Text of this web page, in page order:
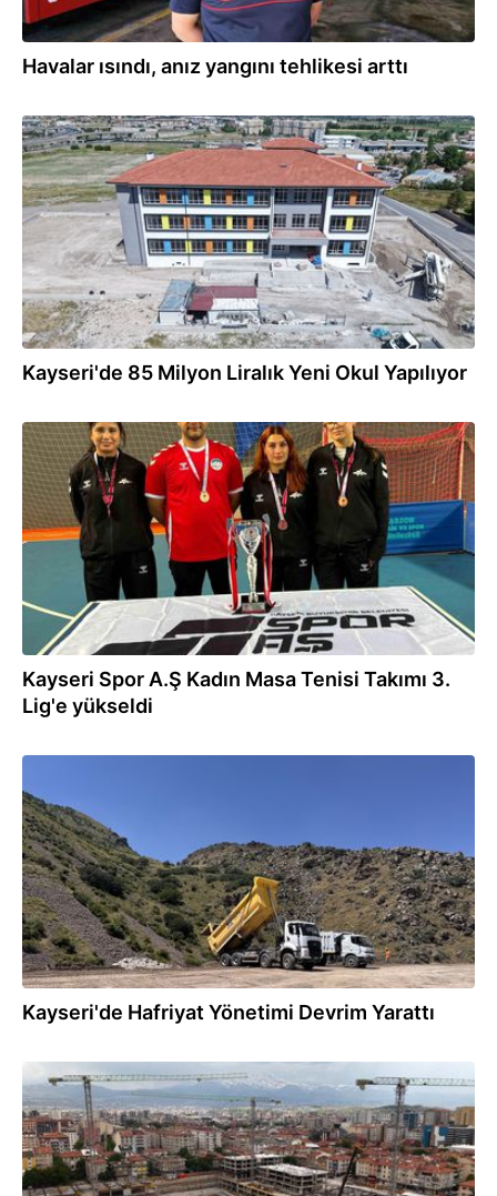
Havalar ısındı, anız yangını tehlikesi arttı
01.07.2026
Kayseri'de 85 Milyon Liralık Yeni Okul Yapılıyor
29.06.2026
Kayseri Spor A.Ş Kadın Masa Tenisi Takımı 3.
Lig'e yükseldi
Kayseri'de Hafriyat Yönetimi Devrim Yarattı
25.06.2026